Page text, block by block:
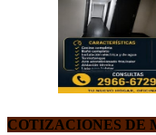
COTIZACIONES DE